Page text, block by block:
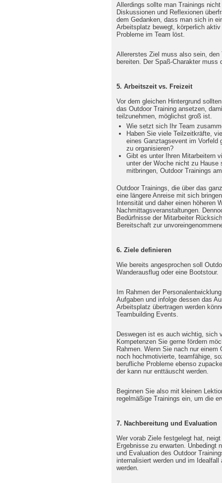
Allerdings sollte man Trainings
Diskussionen und Reflexionen
dem Gedanken, dass man sich in
Arbeitsplatz bewegt, körperlich
Probleme im Team löst.
Allererstes Ziel muss also sein, den
bereiten. Der Spaß-Charakter muss
5. Arbeitszeit vs. Freizeit
Vor dem gleichen Hintergrund
das Outdoor Training ansetzen,
teilzunehmen, möglichst groß ist.
Wie setzt sich Ihr Team
Haben Sie viele Teilzeitkräfte,
eines Ganztagsevent im Vorfeld
zu organisieren?
Gibt es unter Ihren Mitarbeitern
unter der Woche nicht zu Hause
mitbringen, Outdoor Trainings
Outdoor Trainings, die über das
eine längere Anreise mit sich
Intensität und daher einen höheren
Nachmittagsveranstaltungen.
Bedürfnisse der Mitarbeiter
Bereitschaft zur
6. Ziele definieren
Wie bereits angesprochen soll
Wanderausflug oder eine Bootstour.
Im Rahmen der
Aufgaben und infolge dessen das
Arbeitsplatz übertragen werden
Teambuilding Events.
Deswegen ist es auch wichtig, sich
Kompetenzen Sie gerne fördern
Rahmen. Wenn Sie nach nur einem
noch hochmotivierte, teamfähige,
berufliche Probleme ebenso
der kann nur enttäuscht werden.
Beginnen Sie also mit kleinen
regelmäßige Trainings ein, um die
7. Nachbereitung und Evaluation
Wer vorab Ziele festgelegt hat,
Ergebnisse zu erwarten. Unbedingt
und Evaluation des Outdoor
internalisiert werden und im
werden.